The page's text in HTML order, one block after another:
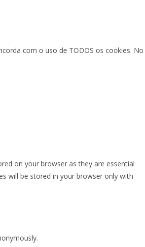
com o uso de TODOS os cookies. No
on your browser as they are essential
will be stored in your browser only with